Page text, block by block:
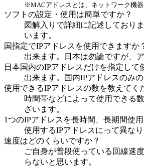
※MACアドレスとは、ネットワーク機
ソフトの設定・使用は簡単ですか？
図解入りで詳細に記述しており
います。
国指定でIPアドレスを使用できますか
出来ます。日本は勿論ですが、
日本国内のIPアドレスだけを指定して
出来ます。国内IPアドレスのみ
使用できるIPアドレスの数を教えてく
時間帯などによって使用できる
ざいます。
1つのIPアドレスを長時間、長期間使
使用するIPアドレスにって異な
速度はどのくらいですか？
ご自身が普段使っている回線速
らないと思います。